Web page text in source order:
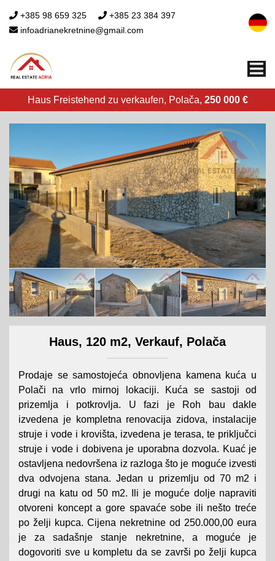
+385 98 659 325
+385 23 384 397
infoadrianekretnine@gmail.com
Haus Freistehend zu verkaufen, Polača, 250 000 €
Haus, 120 m2, Verkauf, Polača
Prodaje se samostojeća obnovljena kamena kuća u
Polači na vrlo mirnoj lokaciji. Kuća se sastoji od
prizemlja i potkrovlja. U fazi je Roh bau dakle
izvedena je kompletna renovacija zidova, instalacije
struje i vode i krovišta, izvedena je terasa, te priključci
struje i vode i dobivena je uporabna dozvola. Kuać je
ostavljena nedovršena iz razloga što je moguće izvesti
dva odvojena stana. Jedan u prizemlju od 70 m2 i
drugi na katu od 50 m2. Ili je moguće dolje napraviti
otvoreni koncept a gore spavaće sobe ili nešto treće
po želji kupca. Cijena nekretnine od 250.000,00 eura
je za sadašnje stanje nekretnine, a moguće je
dogovoriti sve u kompletu da se završi po želji kupca